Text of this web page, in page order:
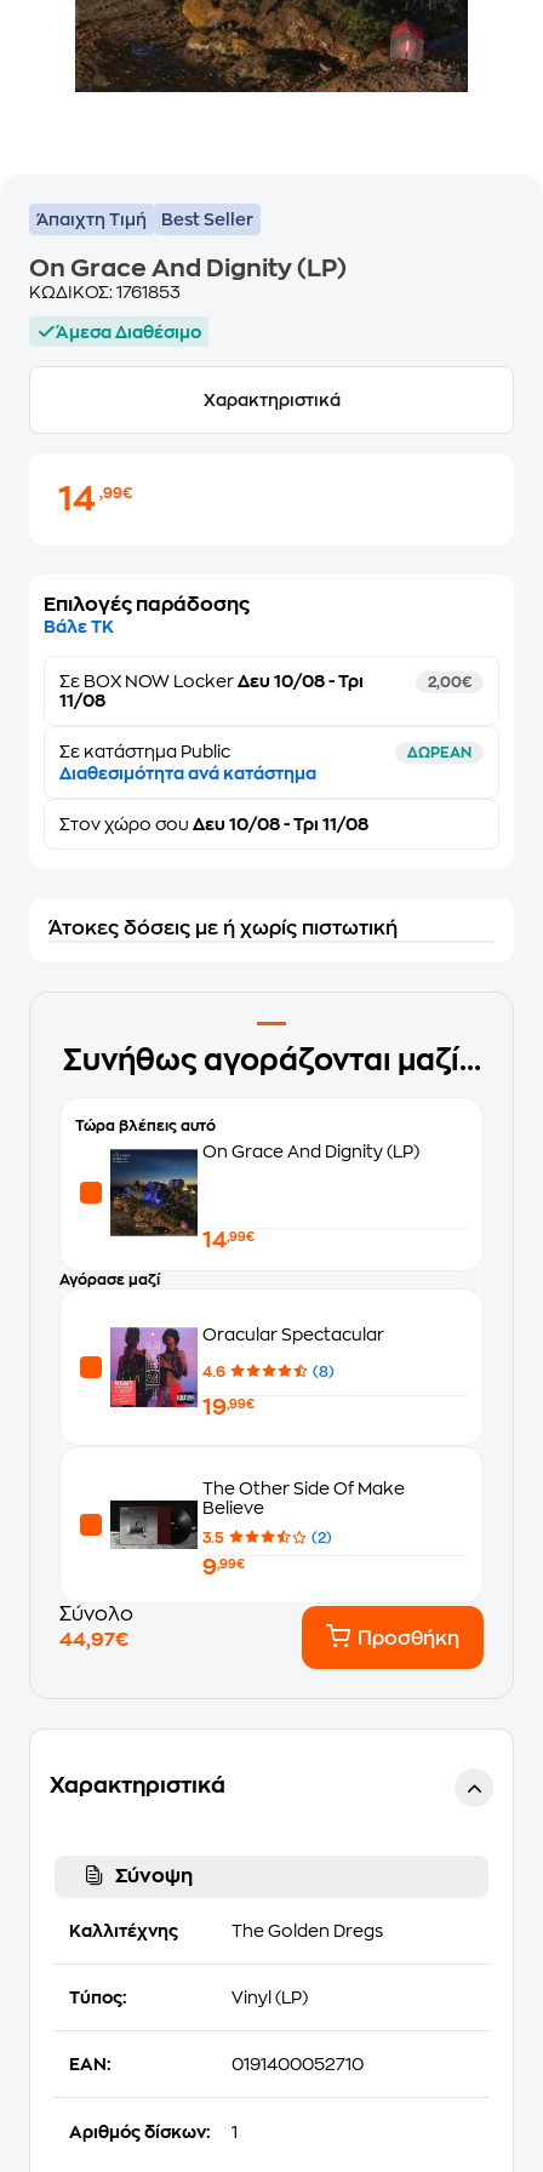
Άπαιχτη Τιμή Best Seller
On Grace And Dignity (LP)
ΚΩΔΙΚΟΣ: 1761853
Άμεσα Διαθέσιμο
Χαρακτηριστικά
14,99€
Επιλογές παράδοσης
Βάλε ΤΚ
Σε BOX NOW Locker Δευ 10/08 - Τρι
11/08
2,00€
Σε κατάστημα Public ΔΩΡΕΑΝ
Διαθεσιμότητα ανά κατάστημα
Στον χώρο σου Δευ 10/08 - Τρι 11/08
Άτοκες δόσεις με ή χωρίς πιστωτική
Συνήθως αγοράζονται μαζί...
Τώρα βλέπεις αυτό
On Grace And Dignity (LP)
14,99€
Αγόρασε μαζί
Oracular Spectacular
4.6 (8)
19,99€
The Other Side Of Make
Believe
3.5 (2)
9,99€
Σύνολο
44,97€
Προσθήκη
Χαρακτηριστικά
Σύνοψη
Καλλιτέχνης The Golden Dregs
Τύπος: Vinyl (LP)
EAN: 0191400052710
Αριθμός δίσκων: 1